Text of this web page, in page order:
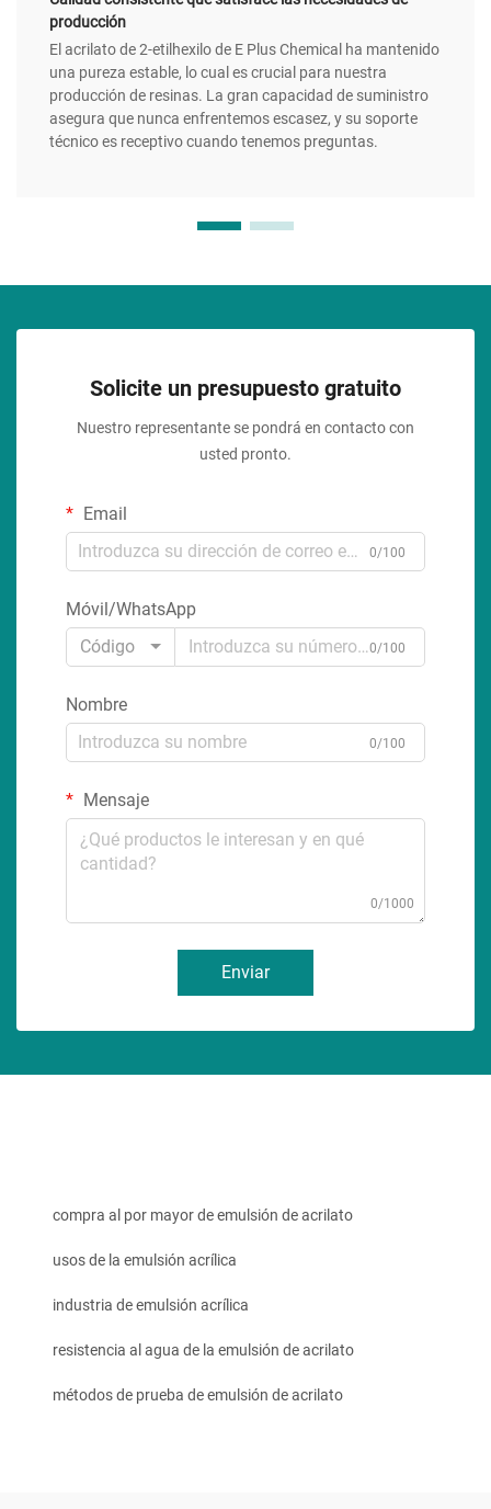
producción
El acrilato de 2-etilhexilo de E Plus Chemical ha mantenido
una pureza estable, lo cual es crucial para nuestra
producción de resinas. La gran capacidad de suministro
asegura que nunca enfrentemos escasez, y su soporte
técnico es receptivo cuando tenemos preguntas.
Solicite un presupuesto gratuito
Nuestro representante se pondrá en contacto con
usted pronto.
Email
0/100
Móvil/WhatsApp
Código
0/100
Nombre
0/100
Mensaje
0/1000
Enviar
compra al por mayor de emulsión de acrilato
usos de la emulsión acrílica
industria de emulsión acrílica
resistencia al agua de la emulsión de acrilato
métodos de prueba de emulsión de acrilato